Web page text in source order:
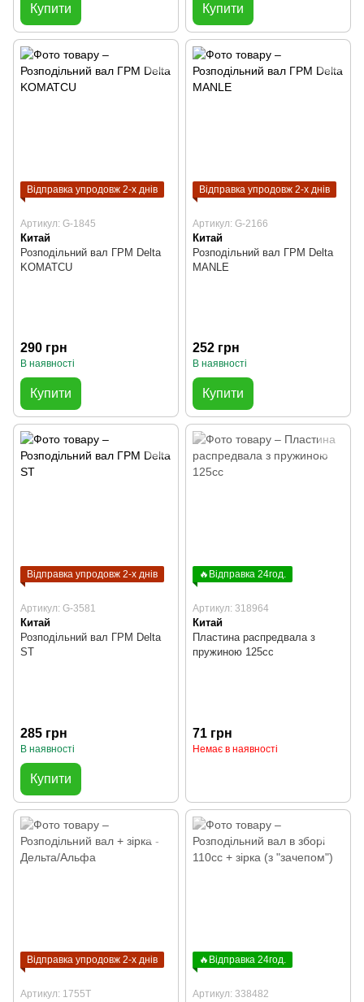
Купити Купити
Відправка упродовж 2-х днів
Артикул: G-1845
Китай
Розподільний вал ГРМ Delta
KOMATCU
290 грн
В наявності
Купити
Відправка упродовж 2-х днів
Артикул: G-2166
Китай
Розподільний вал ГРМ Delta
MANLE
252 грн
В наявності
Купити
Відправка упродовж 2-х днів
Артикул: G-3581
Китай
Розподільний вал ГРМ Delta
ST
285 грн
В наявності
Купити
🔥Відправка 24год.
Артикул: 318964
Китай
Пластина распредвала з
пружиною 125cc
71 грн
Немає в наявності
Відправка упродовж 2-х днів
Артикул: 1755T
🔥Відправка 24год.
Артикул: 338482